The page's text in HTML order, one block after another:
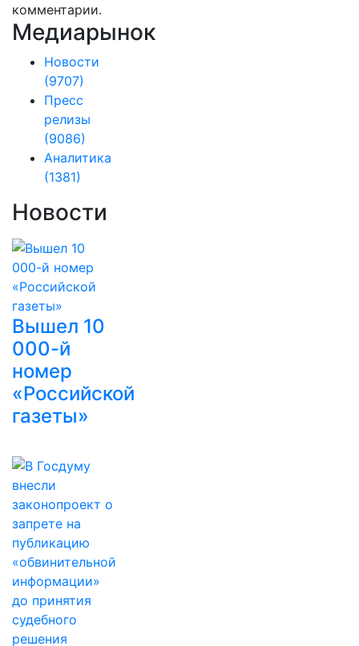
комментарии.
Медиарынок
Новости
(9707)
Пресс
релизы
(9086)
Аналитика
(1381)
Новости
Вышел 10
000-й
номер
«Российской
газеты»